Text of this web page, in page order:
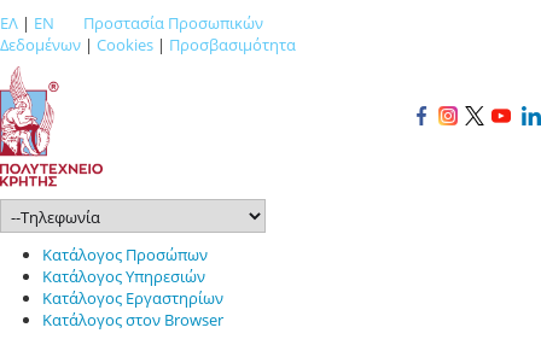
ΕΛ | EN
Προστασία Προσωπικών
Δεδομένων | Cookies | Προσβασιμότητα
Κατάλογος Προσώπων
Κατάλογος Υπηρεσιών
Κατάλογος Εργαστηρίων
Κατάλογος στον Browser